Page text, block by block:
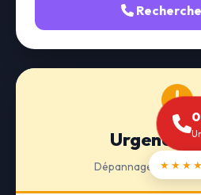
Urgence
Dépannage ·